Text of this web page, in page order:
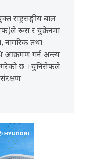
राष्ट्रसङ्घीय बाल
रूस र युक्रेनमा
नागरिक तथा
आक्रमण गर्न अन्त्य
गरेको छ । युनिसेफले